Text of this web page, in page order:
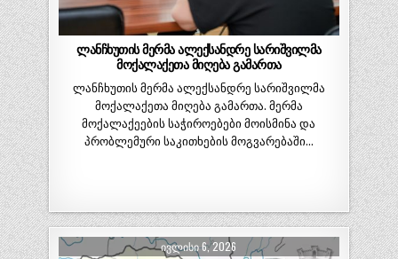
ლანჩხუთის მერმა ალექსანდრე სარიშვილმა
მოქალაქეთა მიღება გამართა
ლანჩხუთის მერმა ალექსანდრე სარიშვილმა
მოქალაქეთა მიღება გამართა. მერმა
მოქალაქეების საჭიროებები მოისმინა და
პრობლემური საკითხების მოგვარებაში…
ᲘᲕᲚᲘᲡᲘ 6, 2026